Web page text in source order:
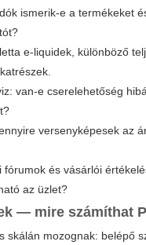
ismerik-e a termékeket
e-liquidek, különböző
van-e cserelehetőség
versenyképesek az
fórumok és vásárlói
az üzlet?
— mire számíthat
skálán mozognak: belépő